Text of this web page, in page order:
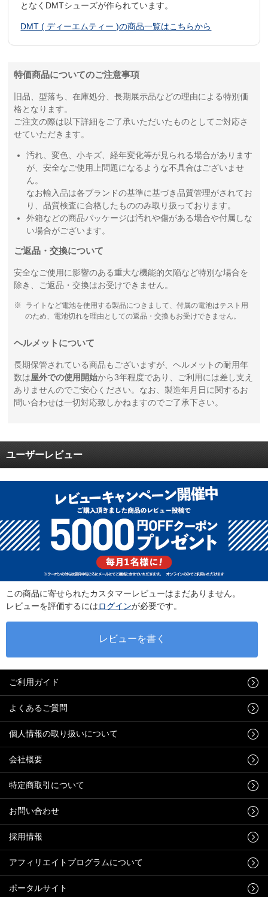
となくDMTシューズが作られています。
DMT ( ディーエムティー )の商品一覧はこちらから
特価商品についてのご注意事項
旧品、型落ち、在庫処分、長期展示品などの理由による特別価
格となります。
ご注文の際は以下詳細をご了承いただいたものとしてご対応さ
せていただきます。
汚れ、変色、小キズ、経年変化等が見られる場合があります
が、安全なご使用上問題になるような不具合はございませ
ん。
なお輸入品は各ブランドの基準に基づき品質管理がされてお
り、品質検査に合格したもののみ取り扱っております。
外箱などの商品パッケージは汚れや傷がある場合や付属しな
い場合がございます。
ご返品・交換について
安全なご使用に影響のある重大な機能的欠陥など特別な場合を
除き、ご返品・交換はお受けできません。
ライトなど電池を使用する製品につきまして、付属の電池はテスト用
のため、電池切れを理由としての返品・交換もお受けできません。
ヘルメットについて
長期保管されている商品もございますが、ヘルメットの耐用年
数は屋外での使用開始から3年程度であり、ご利用には差し支え
ありませんのでご安心ください。なお、製造年月日に関するお
問い合わせは一切対応致しかねますのでご了承下さい。
ユーザーレビュー
この商品に寄せられたカスタマーレビューはまだありません。
レビューを評価するにはログインが必要です。
ご利用ガイド
よくあるご質問
個人情報の取り扱いについて
会社概要
特定商取引について
お問い合わせ
採用情報
アフィリエイトプログラムについて
ポータルサイト